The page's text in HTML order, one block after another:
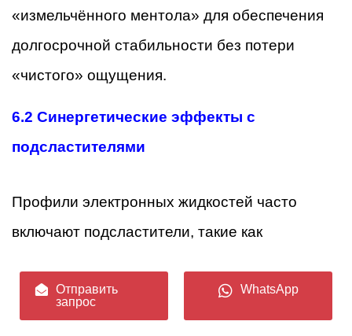
«измельчённого ментола» для обеспечения
долгосрочной стабильности без потери
«чистого» ощущения.
6.2 Синергетические эффекты с
подсластителями
Профили электронных жидкостей часто
включают подсластители, такие как
прекрасно взаимодействует с ними
благодаря своему «чистому» профилю,
Отправить
запрос
WhatsApp